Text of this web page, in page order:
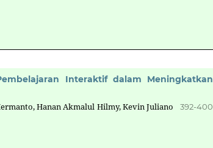
Interaktif dalam Meningkatkan
Hanan Akmalul Hilmy, Kevin Juliano
392-400